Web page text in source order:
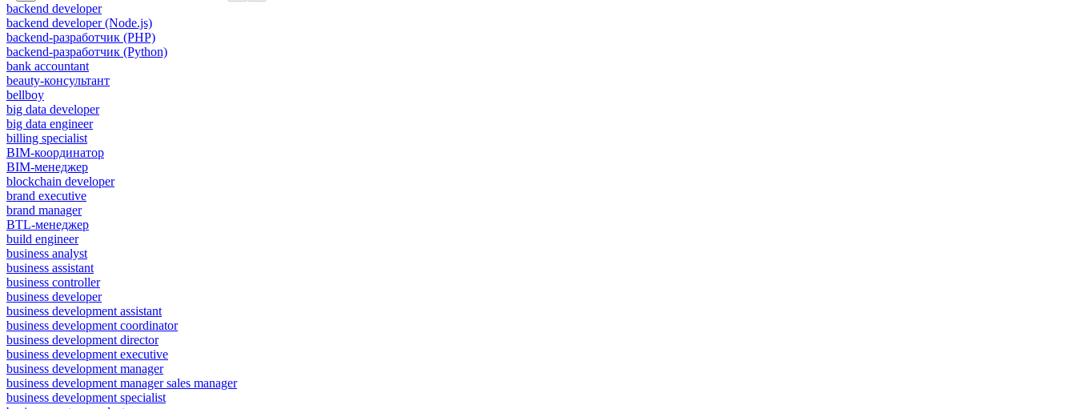
backend developer
backend developer (Node.js)
backend-разработчик (PHP)
backend-разработчик (Python)
bank accountant
beauty-консультант
bellboy
big data developer
big data engineer
billing specialist
BIM-координатор
BIM-менеджер
blockchain developer
brand executive
brand manager
BTL-менеджер
build engineer
business analyst
business assistant
business controller
business developer
business development assistant
business development coordinator
business development director
business development executive
business development manager
business development manager sales manager
business development specialist